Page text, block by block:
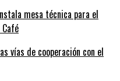
mesa técnica para el